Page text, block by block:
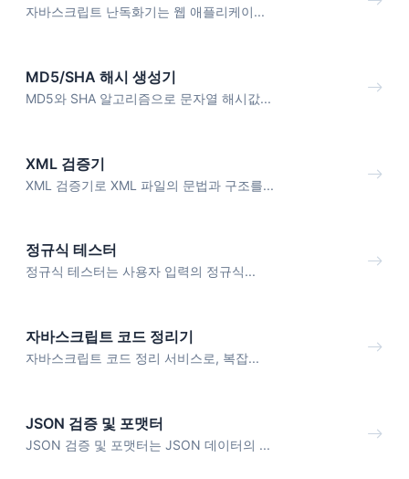
자바스크립트 난독화기는 웹 애플리케이...
MD5/SHA 해시 생성기
MD5와 SHA 알고리즘으로 문자열 해시값...
XML 검증기
XML 검증기로 XML 파일의 문법과 구조를...
정규식 테스터
정규식 테스터는 사용자 입력의 정규식...
자바스크립트 코드 정리기
자바스크립트 코드 정리 서비스로, 복잡...
JSON 검증 및 포맷터
JSON 검증 및 포맷터는 JSON 데이터의 ...